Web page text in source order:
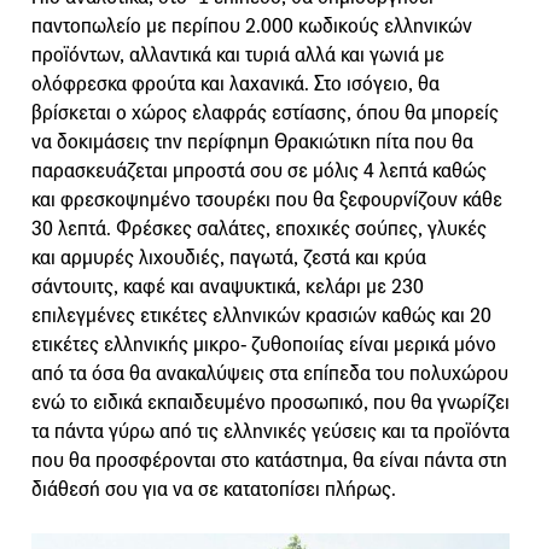
παντοπωλείο με περίπου 2.000 κωδικούς ελληνικών
προϊόντων, αλλαντικά και τυριά αλλά και γωνιά με
ολόφρεσκα φρούτα και λαχανικά. Στο ισόγειο, θα
βρίσκεται ο χώρος ελαφράς εστίασης, όπου θα μπορείς
να δοκιμάσεις την περίφημη Θρακιώτικη πίτα που θα
παρασκευάζεται μπροστά σου σε μόλις 4 λεπτά καθώς
και φρεσκοψημένο τσουρέκι που θα ξεφουρνίζουν κάθε
30 λεπτά. Φρέσκες σαλάτες, εποχικές σούπες, γλυκές
και αρμυρές λιχουδιές, παγωτά, ζεστά και κρύα
σάντουιτς, καφέ και αναψυκτικά, κελάρι με 230
επιλεγμένες ετικέτες ελληνικών κρασιών καθώς και 20
ετικέτες ελληνικής μικρο- ζυθοποιίας είναι μερικά μόνο
από τα όσα θα ανακαλύψεις στα επίπεδα του πολυχώρου
ενώ το ειδικά εκπαιδευμένο προσωπικό, που θα γνωρίζει
τα πάντα γύρω από τις ελληνικές γεύσεις και τα προϊόντα
που θα προσφέρονται στο κατάστημα, θα είναι πάντα στη
διάθεσή σου για να σε κατατοπίσει πλήρως.